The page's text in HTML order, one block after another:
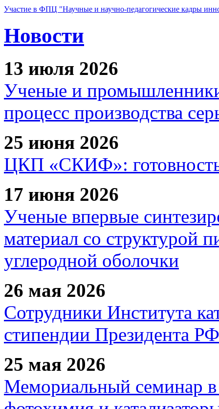
Участие в ФПЦ "Научные и научно-педагогические кадры
Новости
13 июля 2026
Ученые и
процесс производства
25 июня 2026
ЦКП «СКИФ»: готовность
17 июня 2026
Ученые впервые
материал со структурой
углеродной оболочки
26 мая 2026
Сотрудники Института
стипендии Президента РФ
25 мая 2026
Мемориальный семинар в